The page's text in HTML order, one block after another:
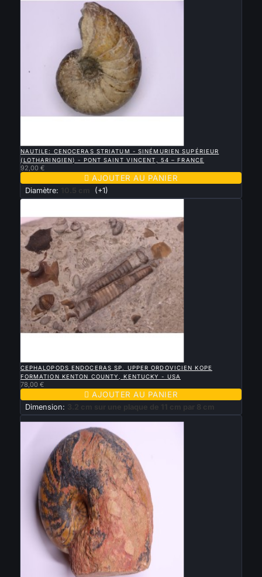
NAUTILE: CENOCERAS STRIATUM - SINÉMURIEN SUPÉRIEUR
(LOTHARINGIEN) - PONT SAINT VINCENT, 54 – FRANCE
92,00 €
 AJOUTER AU PANIER
Diamètre: 10.5 cm (+1)
CEPHALOPODS ENDOCERAS SP. UPPER ORDOVICIEN KOPE
FORMATION KENTON COUNTY, KENTUCKY - USA
78,00 €
 AJOUTER AU PANIER
Dimension: 3.2 cm sur une plaque de 11 cm par 8 cm
Nouveau